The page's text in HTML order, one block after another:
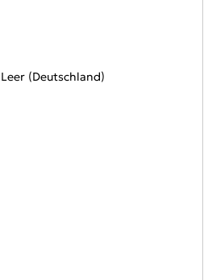
(Deutschland)